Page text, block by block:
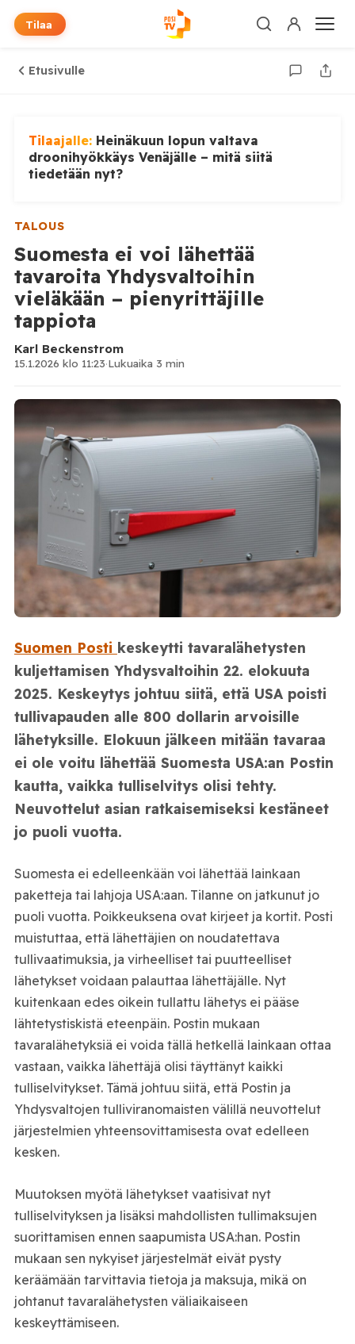
Tilaa
Etusivulle
Tilaajalle: Heinäkuun lopun valtava
droonihyökkäys Venäjälle – mitä siitä
tiedetään nyt?
TALOUS
Suomesta ei voi lähettää
tavaroita Yhdysvaltoihin
vieläkään – pienyrittäjille
tappiota
Karl Beckenstrom
15.1.2026 klo 11:23·Lukuaika 3 min
Suomen Posti keskeytti tavaralähetysten
kuljettamisen Yhdysvaltoihin 22. elokuuta
2025. Keskeytys johtuu siitä, että USA poisti
tullivapauden alle 800 dollarin arvoisille
lähetyksille. Elokuun jälkeen mitään tavaraa
ei ole voitu lähettää Suomesta USA:an Postin
kautta, vaikka tulliselvitys olisi tehty.
Neuvottelut asian ratkaisemiseksi kestäneet
jo puoli vuotta.
Suomesta ei edelleenkään voi lähettää lainkaan
paketteja tai lahjoja USA:aan. Tilanne on jatkunut jo
puoli vuotta. Poikkeuksena ovat kirjeet ja kortit. Posti
muistuttaa, että lähettäjien on noudatettava
tullivaatimuksia, ja virheelliset tai puutteelliset
lähetykset voidaan palauttaa lähettäjälle. Nyt
kuitenkaan edes oikein tullattu lähetys ei pääse
lähtetystiskistä eteenpäin. Postin mukaan
tavaralähetyksiä ei voida tällä hetkellä lainkaan ottaa
vastaan, vaikka lähettäjä olisi täyttänyt kaikki
tulliselvitykset. Tämä johtuu siitä, että Postin ja
Yhdysvaltojen tulliviranomaisten välillä neuvottelut
järjestelmien yhteensovittamisesta ovat edelleen
kesken.
Muutoksen myötä lähetykset vaatisivat nyt
tulliselvityksen ja lisäksi mahdollisten tullimaksujen
suorittamisen ennen saapumista USA:han. Postin
mukaan sen nykyiset järjestelmät eivät pysty
keräämään tarvittavia tietoja ja maksuja, mikä on
johtanut tavaralähetysten väliaikaiseen
keskeyttämiseen.